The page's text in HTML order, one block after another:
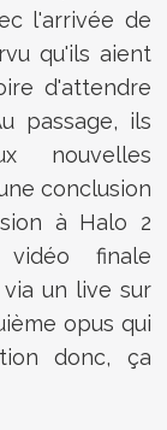
l'arrivée de
qu'ils aient
d'attendre
passage, ils
nouvelles
conclusion
à Halo 2
vidéo finale
un live sur
opus qui
donc, ça